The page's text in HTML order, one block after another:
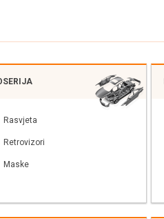
Rasvjeta
Retrovizori
Maske